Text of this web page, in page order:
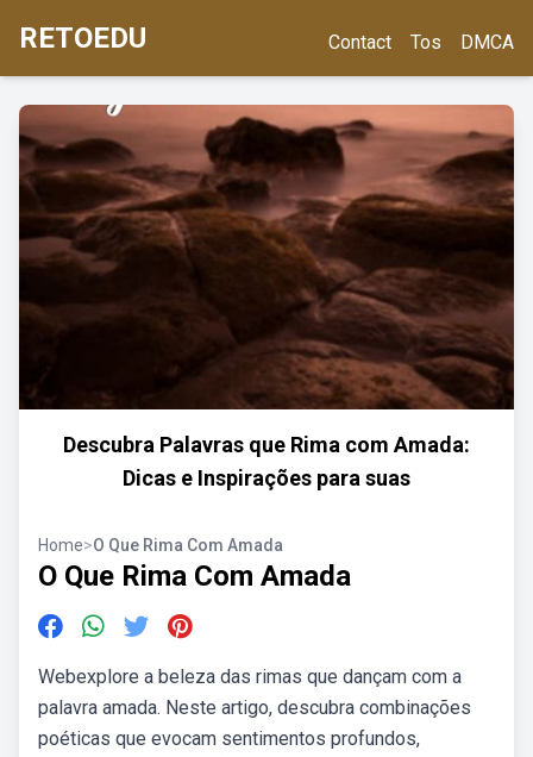
RETOEDU Contact Tos DMCA
Descubra Palavras que Rima com Amada:
Dicas e Inspirações para suas
Home>O Que Rima Com Amada
O Que Rima Com Amada
Webexplore a beleza das rimas que dançam com a
palavra amada. Neste artigo, descubra combinações
poéticas que evocam sentimentos profundos,